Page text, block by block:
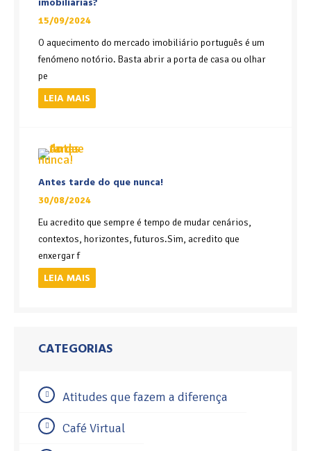
15/09/2024
O aquecimento do mercado imobiliário português é um
fenómeno notório. Basta abrir a porta de casa ou olhar
pe
LEIA MAIS
Antes tarde do que nunca!
30/08/2024
Eu acredito que sempre é tempo de mudar cenários,
contextos, horizontes, futuros.Sim, acredito que
enxergar f
LEIA MAIS
CATEGORIAS
Atitudes que fazem a diferença
Café Virtual